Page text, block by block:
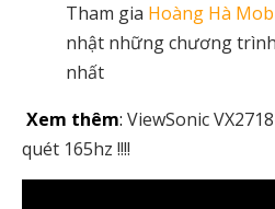
Tham gia Hoàng Hà
nhật những chương
nhất
Xem thêm: ViewSonic
quét 165hz !!!!